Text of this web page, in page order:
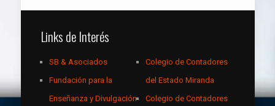
Links de Interés
SB & Asociados
Fundación para la
Enseñanza y Divulgación
Colegio de Contadores
del Estado Miranda
Colegio de Contadores